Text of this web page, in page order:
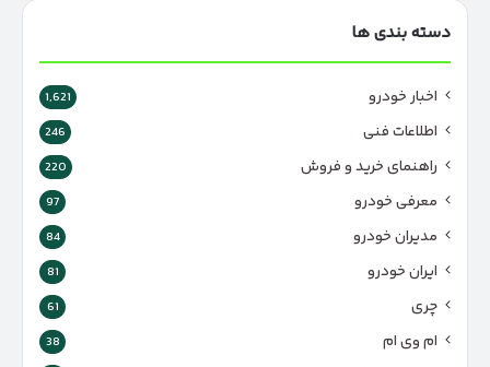
دسته بندی ها
اخبار خودرو 1,621
اطلاعات فنی 246
راهنمای خرید و فروش 220
معرفی خودرو 97
مدیران خودرو 84
ایران خودرو 81
چری 61
ام وی ام 38